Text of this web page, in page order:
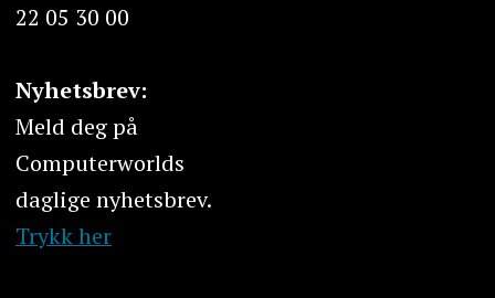
22 05 30 00
Nyhetsbrev:
Meld deg på
Computerworlds
daglige nyhetsbrev.
Trykk her